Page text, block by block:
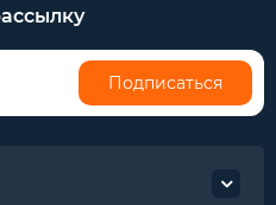
Подписаться